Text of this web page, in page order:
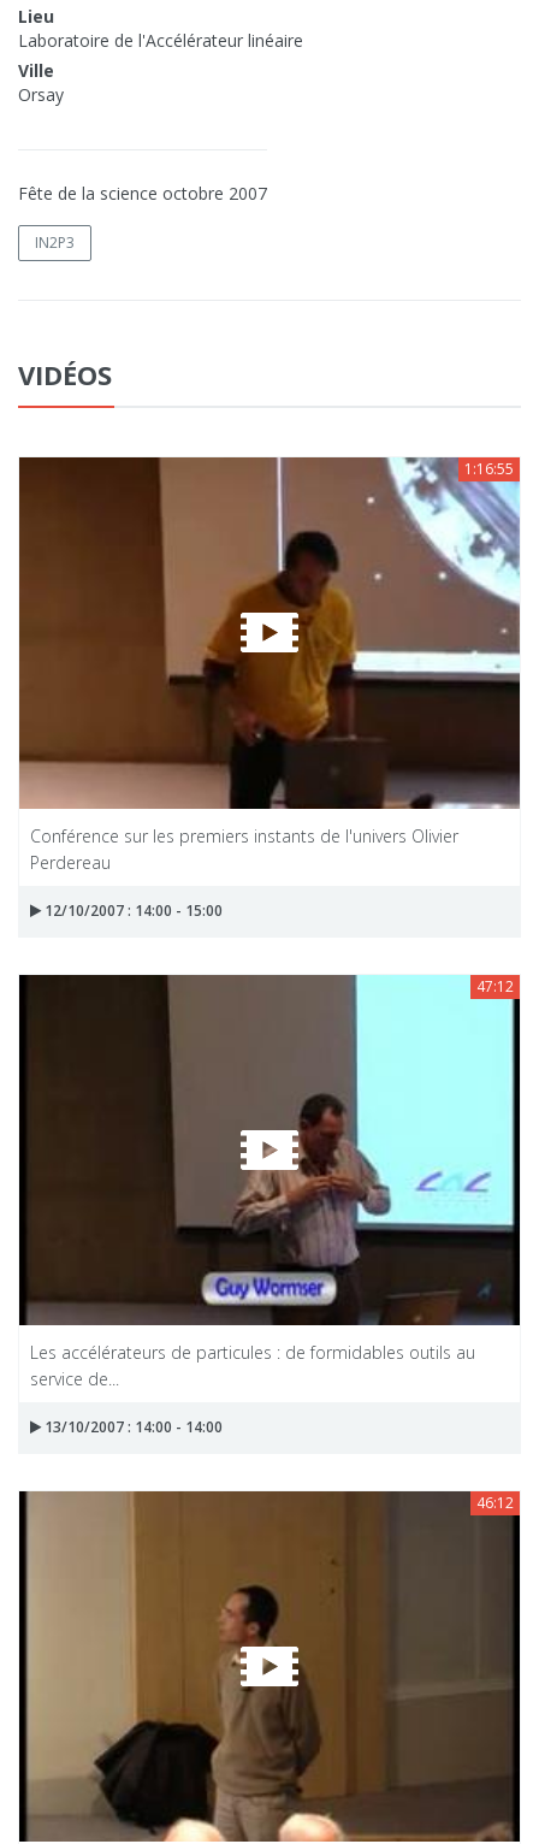
Lieu
Laboratoire de l'Accélérateur linéaire
Ville
Orsay
Fête de la science octobre 2007
IN2P3
VIDÉOS
1:16:55
Conférence sur les premiers instants de l'univers Olivier
Perdereau
12/10/2007 : 14:00 - 15:00
47:12
Les accélérateurs de particules : de formidables outils au
service de...
13/10/2007 : 14:00 - 14:00
46:12